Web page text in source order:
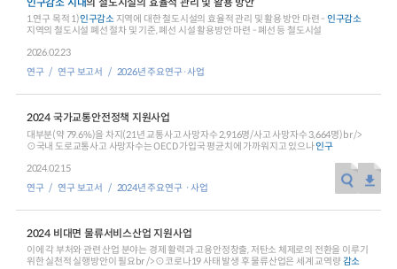
1.연구 목적 1)인구감소지역에 대한 철도시설의 효율적 관리 및 활용 방안 마련 - 인구감소
지역의 철도시설 폐선 절차 및 기준, 폐선 시설 활용방안 마련 - 폐선 등 철도시설
2026.02.23
연구
연구 보고서 2026년 주요연구·사업
2024 국가교통안전정책 지원사업
대부분(약 79.6%)을 차지(21년 교통사고 사망자수 2,916명/사고 사망자수 3,664명)br />
⊙국내 도로교통사고 사망자수는 OECD 가입국 평균치에 가까워지고 있으나인구
2024.02.15
연구
연구 보고서 2024년 주요연구ㆍ사업
2024 비대면 물류서비스산업 지원사업
이에 각 부처와 관련 산업 분야는 경제 활력과 고용안정창출, 저탄소 체제로의 전환을 이루기
위한 실천적 실행방안이 필요br /> ⊙코로나19 사태 발생 후 물류산업은 세계 교역량 감소
2024년 국가교통조사 및 분석
요약보고서
전국여객OD 여객통행량
통행발생모형
수단분담모형
여객OD현행화
권역별통행지표
사회경제지표
교통수요예측
2024.12.31
2024 생활물류 서비스 보